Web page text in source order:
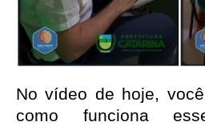
No vídeo de hoje,
como funciona